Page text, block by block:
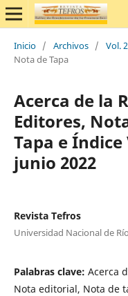
Inicio / Archivos / Vol.
Nota de Tapa
Acerca de la
Editores,
Tapa e Índice
junio 2022
Revista Tefros
Universidad Nacional de
Palabras clave: Acerca
Nota editorial, Nota de